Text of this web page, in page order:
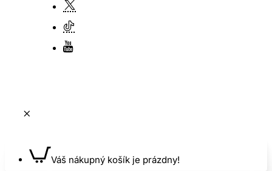
Váš nákupný košík je prázdny!